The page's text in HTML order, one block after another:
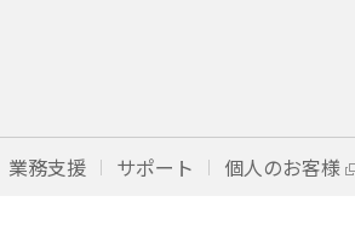
業務支援 サポート 個人のお客様